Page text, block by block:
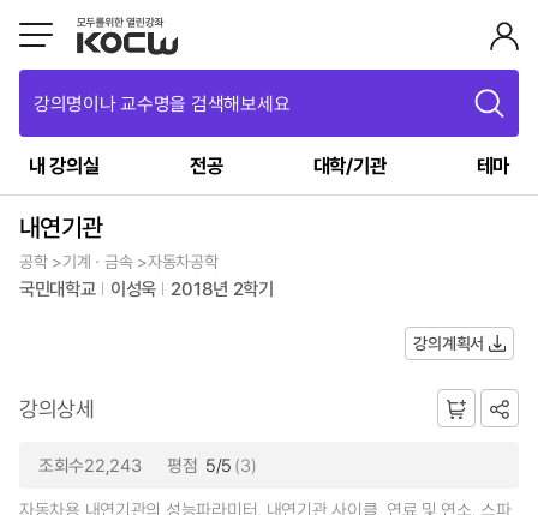
강의명이나 교수명을 검색해보세요
내 강의실 전공 대학/기관 테마
내연기관
공학 >기계ㆍ금속 >자동차공학
국민대학교 이성욱 2018년 2학기
강의계획서
강의상세
조회수22,243 평점 5/5 (3)
자동차용 내연기관의 성능파라미터, 내연기관 사이클, 연료 및 연소, 스파